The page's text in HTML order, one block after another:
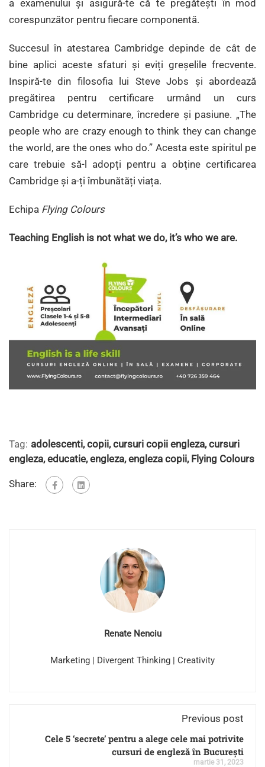
a examenului și asigură-te că te pregătești în mod
corespunzător pentru fiecare componentă.
Succesul în atestarea Cambridge depinde de cât de
bine aplici aceste sfaturi și eviți greșelile frecvente.
Inspiră-te din filosofia lui Steve Jobs și abordează
pregătirea pentru certificare urmând un curs
Cambridge cu determinare, încredere și pasiune. „The
people who are crazy enough to think they can change
the world, are the ones who do.” Acesta este spiritul pe
care trebuie să-l adopți pentru a obține certificarea
Cambridge și a-ți îmbunătăți viața.
Echipa Flying Colours
Teaching English is not what we do, it’s who we are.
Tag: adolescenti,copii,cursuri copii engleza,cursuri
engleza,educatie,engleza,engleza copii, Flying Colours
Share:
Renate Nenciu
Marketing | Divergent Thinking | Creativity
Previous post
Cele 5 ‘secrete’ pentru a alege cele mai potrivite
cursuri de engleză în București
martie 31, 2023